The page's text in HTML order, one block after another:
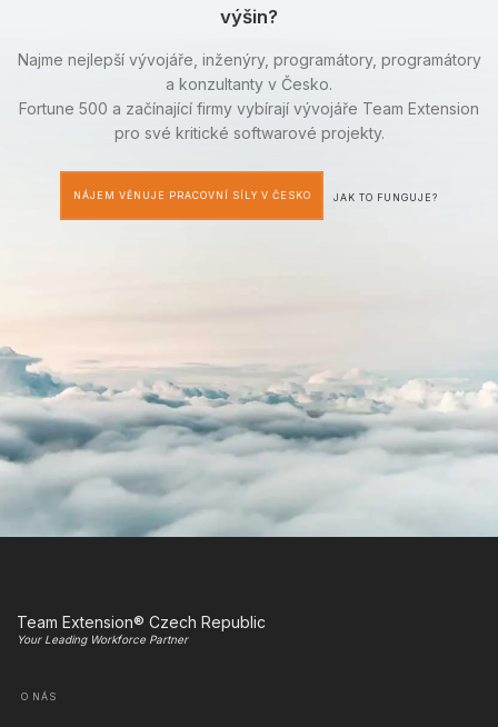
výšin?
Najme nejlepší vývojáře, inženýry, programátory, programátory
a konzultanty v Česko.
Fortune 500 a začínající firmy vybírají vývojáře Team Extension
pro své kritické softwarové projekty.
NÁJEM VĚNUJE PRACOVNÍ SÍLY V ČESKO JAK TO FUNGUJE?
Team Extension® Czech Republic
Your Leading Workforce Partner
O NÁS